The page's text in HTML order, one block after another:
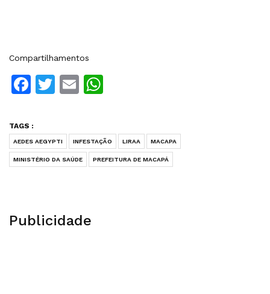
Compartilhamentos
Facebook
Twitter
Email
TAGS :
AEDES AEGYPTI INFESTAÇÃO LIRAA MACAPA
MINISTÉRIO DA SAÚDE PREFEITURA DE MACAPÁ
Publicidade